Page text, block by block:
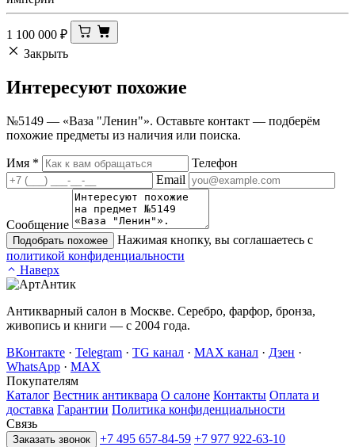
1 100 000 ₽
Закрыть
Интересуют похожие
№5149 — «Ваза "Ленин"». Оставьте контакт — подберём
похожие предметы из наличия или поиска.
Имя *
Телефон
Email
Сообщение
Подобрать похожее
Нажимая кнопку, вы соглашаетесь с
политикой конфиденциальности
Наверх
Антикварный салон в Москве. Серебро, фарфор, бронза,
живопись и книги — с 2004 года.
ВКонтакте · Telegram · TG канал · MAX канал · Дзен ·
WhatsApp · MAX
Покупателям
Каталог Вестник антиквара О салоне Контакты Оплата и
доставка Гарантии Политика конфиденциальности
Связь
Заказать звонок +7 495 657-84-59 +7 977 922-63-10